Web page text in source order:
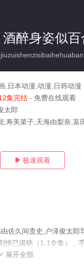
醉身姿似
,日本动漫,动漫,日韩动漫
集完结 - 免费在线观看
太郎
,寿美菜子,天海由梨奈,富
 极速观看
佐久间贵史,户泽俊太
已揭晓（1-1全集），
台了解。
展开全部